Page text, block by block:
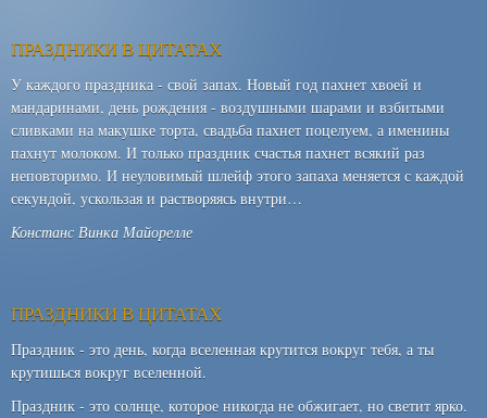
ПРАЗДНИКИ В ЦИТАТАХ
У каждого праздника - свой запах. Новый год пахнет хвоей и
мандаринами, день рождения - воздушными шарами и взбитыми
сливками на макушке торта, свадьба пахнет поцелуем, а именины
пахнут молоком. И только праздник счастья пахнет всякий раз
неповторимо. И неуловимый шлейф этого запаха меняется с каждой
секундой, ускользая и растворяясь внутри…
Констанс Винка Майорелле
ПРАЗДНИКИ В ЦИТАТАХ
Праздник - это день, когда вселенная крутится вокруг тебя, а ты
крутишься вокруг вселенной.
Праздник - это солнце, которое никогда не обжигает, но светит ярко.